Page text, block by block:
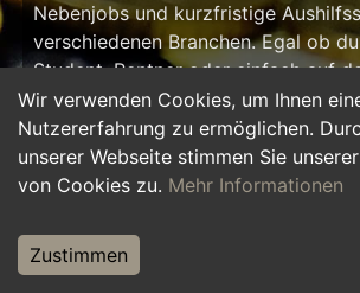
Wir verwenden Cookies, um Ihnen
Nutzererfahrung zu ermöglichen.
unserer Webseite stimmen Sie
von Cookies zu. Mehr Informationen
Zustimmen
Nebenjobs und kurzfristige
verschiedenen Branchen. Egal ob
Student, Rentner oder einfach auf
nach einem kleinen Zusatzverdienst
findest du die passende Tätigkeit,
Zeitplan passt.
Ein Nebenjob oder Aushilfsjob bietet